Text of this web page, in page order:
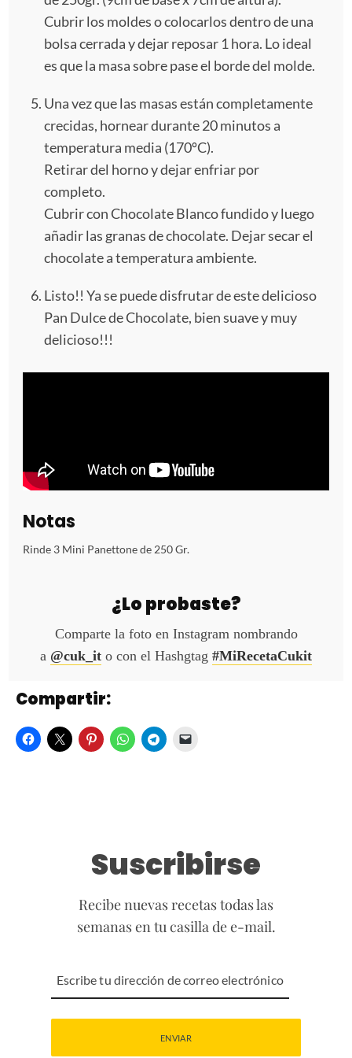
Cubrir los moldes o colocarlos dentro de una
bolsa cerrada y dejar reposar 1 hora. Lo ideal
es que la masa sobre pase el borde del molde.
Una vez que las masas están completamente
crecidas, hornear durante 20 minutos a
temperatura media (170ºC).
Retirar del horno y dejar enfriar por
completo.
Cubrir con Chocolate Blanco fundido y luego
añadir las granas de chocolate. Dejar secar el
chocolate a temperatura ambiente.
Listo!! Ya se puede disfrutar de este delicioso
Pan Dulce de Chocolate, bien suave y muy
delicioso!!!
Notas
Rinde 3 Mini Panettone de 250 Gr.
¿Lo probaste?
Comparte la foto en Instagram nombrando
a @cuk_it o con el Hashgtag #MiRecetaCukit
Compartir:
Suscribirse
Recibe nuevas recetas todas las
semanas en tu casilla de e-mail.